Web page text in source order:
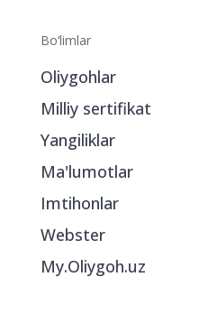
Bo‘limlar
Oliygohlar
Milliy sertifikat
Yangiliklar
Ma'lumotlar
Imtihonlar
Webster
My.Oliygoh.uz